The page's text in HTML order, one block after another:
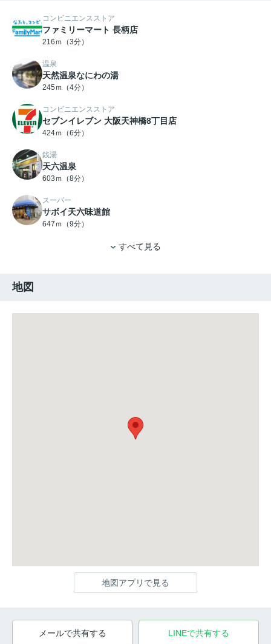
コンビニエンスストア
ファミリーマート 長柄店
216ｍ（3分）
温泉
天然温泉なにわの湯
245ｍ（4分）
コンビニエンスストア
セブンイレブン 大阪天神橋8丁目店
424ｍ（6分）
銭湯
天六温泉
603ｍ（8分）
スーパー
サボイ天六味道館
647ｍ（9分）
すべて見る
地図
地図アプリで見る
メールで共有する LINEで共有する